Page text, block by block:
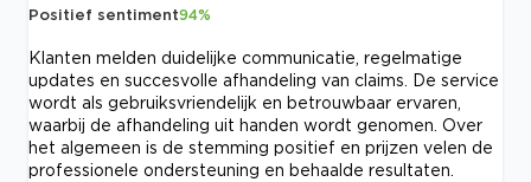
Positief sentiment94%
Klanten melden duidelijke communicatie, regelmatige
updates en succesvolle afhandeling van claims. De service
wordt als gebruiksvriendelijk en betrouwbaar ervaren,
waarbij de afhandeling uit handen wordt genomen. Over
het algemeen is de stemming positief en prijzen velen de
professionele ondersteuning en behaalde resultaten.